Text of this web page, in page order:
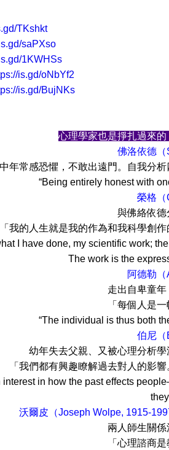
TKshkt
saPXso
1KWHSs
is.gd/oNbYf2
is.gd/BujNKs
心理學家也是掙扎過來
佛洛依德（
出遠門。自我分析四年，完
honest with oneself is
榮格（
分手名聲沒落，
作為和我科學創作的成品；
done, my scientific work; the
expression of
阿德勒（
，不受制於過去
幅畫，也是畫那
is thus both the picture
伯尼（
被心理分析學派拒絕。脫
過去對人的影響。有人用
interest in how the past effects
沃爾皮（Joseph Wolpe, 1915-
決裂分道揚鑣，
教育多於復原；